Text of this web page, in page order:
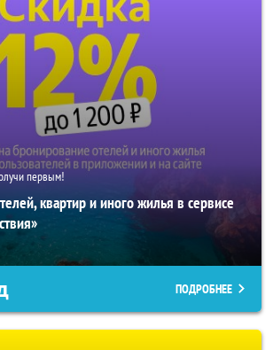
первым!
квартир и иного жилья в сервисе
ПОДРОБНЕЕ